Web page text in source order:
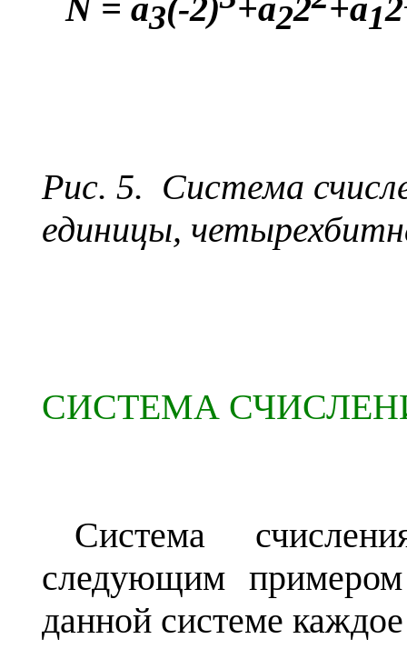
N = a3(-2) +a22 +a12
Рис. 5. Система
единицы,
СИСТЕМА
Система
следующим
данной системе